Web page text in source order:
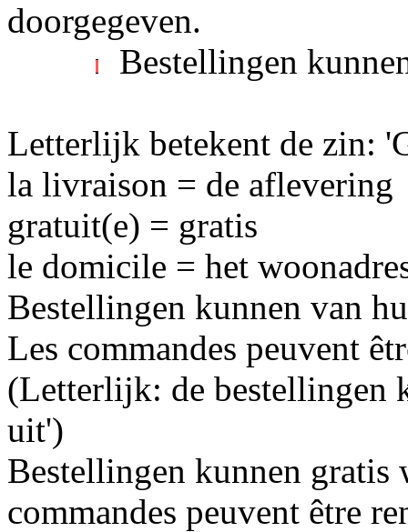
doorgegeven.
Bestellingen
Letterlijk betekent de zin:
la livraison = de aflevering
gratuit(e) = gratis
le domicile = het
Bestellingen kunnen van
Les commandes peuvent
(Letterlijk: de bestellingen
uit')
Bestellingen kunnen gratis
commandes peuvent être